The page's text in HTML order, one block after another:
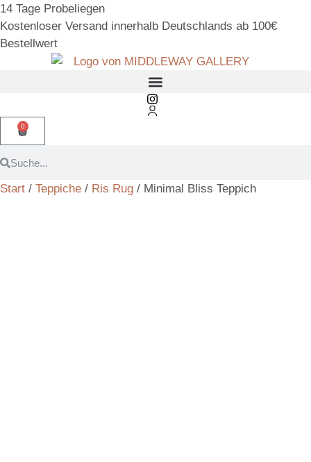
14 Tage Probeliegen
Kostenloser Versand innerhalb Deutschlands ab 100€
Bestellwert
0
Start / Teppiche / Ris Rug / Minimal Bliss Teppich